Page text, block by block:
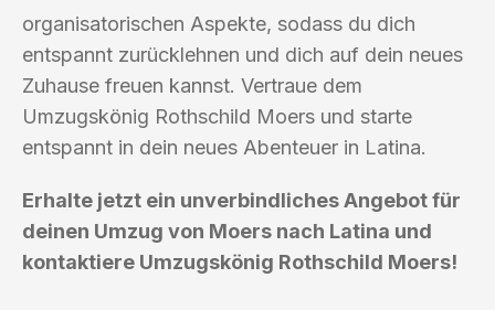
organisatorischen Aspekte, sodass du dich
entspannt zurücklehnen und dich auf dein neues
Zuhause freuen kannst. Vertraue dem
Umzugskönig Rothschild Moers und starte
entspannt in dein neues Abenteuer in Latina.
Erhalte jetzt ein unverbindliches Angebot für
deinen Umzug von Moers nach Latina und
kontaktiere Umzugskönig Rothschild Moers!